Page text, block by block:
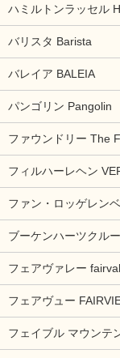
ハミルトンラッセル
バリスタ Barista
バレイア BALEIA
パンゴリン Pangolin
ファウンドリー The
フィルハーレヘン
ファン・ロッゲレン
ブーケンハーツクル
フェアヴァレー
フェアヴュー
フェイブル マウンテ